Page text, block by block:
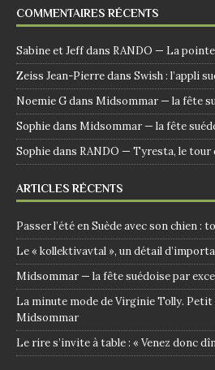
COMMENTAIRES RÉCENTS
Sabine et Jeffdans RANDO — La pointe
Zeiss Jean-Pierredans Swish : l’appli
Noemie Gdans Midsommar — la fête
Sophiedans Midsommar — la fête
Sophiedans RANDO — Tyresta, le tour
ARTICLES RÉCENTS
Passer l’été en Suède avec son chien :
Le « kollektivavtal », un détail
Midsommar — la fête suédoise par
La minute mode de Virginie Tolly.
Midsommar
Le rire s’invite à table : « Venez donc